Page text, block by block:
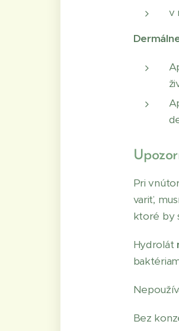
v
Pri
variť,
ktoré by
Hydrolát
Bez